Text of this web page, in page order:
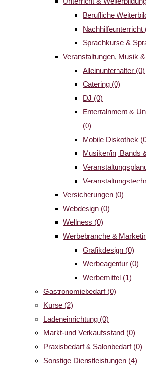
Berufliche
Nachhilfeunterricht
Sprachkurse &
Veranstaltungen, Musik
Alleinunterhalter (0)
Catering (0)
DJ (0)
Entertainment &
(0)
Mobile Diskothek
Musiker/in, Bands
Versicherungen (0)
Webdesign (0)
Wellness (0)
Werbebranche &
Grafikdesign (0)
Werbeagentur (0)
Werbemittel (1)
Gastronomiebedarf (0)
Kurse (2)
Ladeneinrichtung (0)
Markt-und Verkaufsstand (0)
Praxisbedarf & Salonbedarf (0)
Sonstige Dienstleistungen (4)